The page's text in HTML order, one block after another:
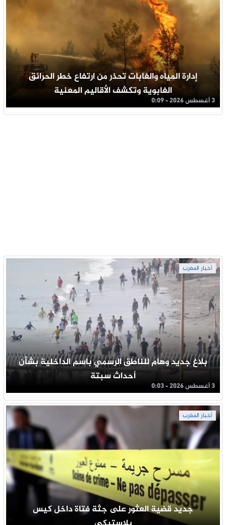
إدارة المياه والغابات تحذر من ارتفاع خطر الحرائق
الغابوية وتكشف الأقاليم المعنية
3 أغسطس 2026 - 0:09
أخبار المغرب
بلاغ جديد وهام للناطق الرسمي باسم الداخلية بشأن
أحداث سبتة
3 أغسطس 2026 - 0:03
أخبار المغرب
جديد قضية العثور على جثة فتاة داخل كيس